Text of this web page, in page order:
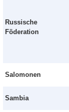
Russische
Föderation
Salomonen
Sambia